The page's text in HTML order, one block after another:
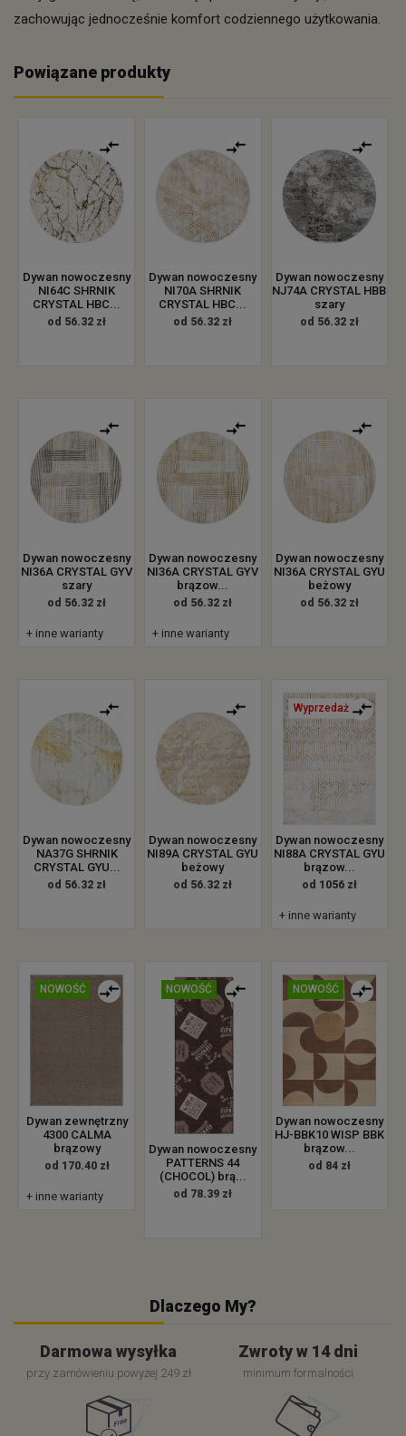
zachowując jednocześnie komfort codziennego użytkowania.
Powiązane produkty
Dywan nowoczesny
NI64C SHRNIK
CRYSTAL HBC...
od 56.32 zł
Dywan nowoczesny
NI70A SHRNIK
CRYSTAL HBC...
od 56.32 zł
Dywan nowoczesny
NJ74A CRYSTAL HBB
szary
od 56.32 zł
Dywan nowoczesny
NI36A CRYSTAL GYV
szary
od 56.32 zł
+ inne warianty
Dywan nowoczesny
NI36A CRYSTAL GYV
brązow...
od 56.32 zł
+ inne warianty
Dywan nowoczesny
NI36A CRYSTAL GYU
beżowy
od 56.32 zł
Dywan nowoczesny
NA37G SHRNIK
CRYSTAL GYU...
od 56.32 zł
Dywan nowoczesny
NI89A CRYSTAL GYU
beżowy
od 56.32 zł
Wyprzedaż
Dywan nowoczesny
NI88A CRYSTAL GYU
brązow...
od 1056 zł
+ inne warianty
NOWOŚĆ
Dywan zewnętrzny
4300 CALMA
brązowy
od 170.40 zł
+ inne warianty
NOWOŚĆ
Dywan nowoczesny
PATTERNS 44
(CHOCOL) brą...
od 78.39 zł
NOWOŚĆ
Dywan nowoczesny
HJ-BBK10 WISP BBK
brązow...
od 84 zł
Dlaczego My?
Darmowa wysyłka
przy zamówieniu powyżej 249 zł
Zwroty w 14 dni
minimum formalności